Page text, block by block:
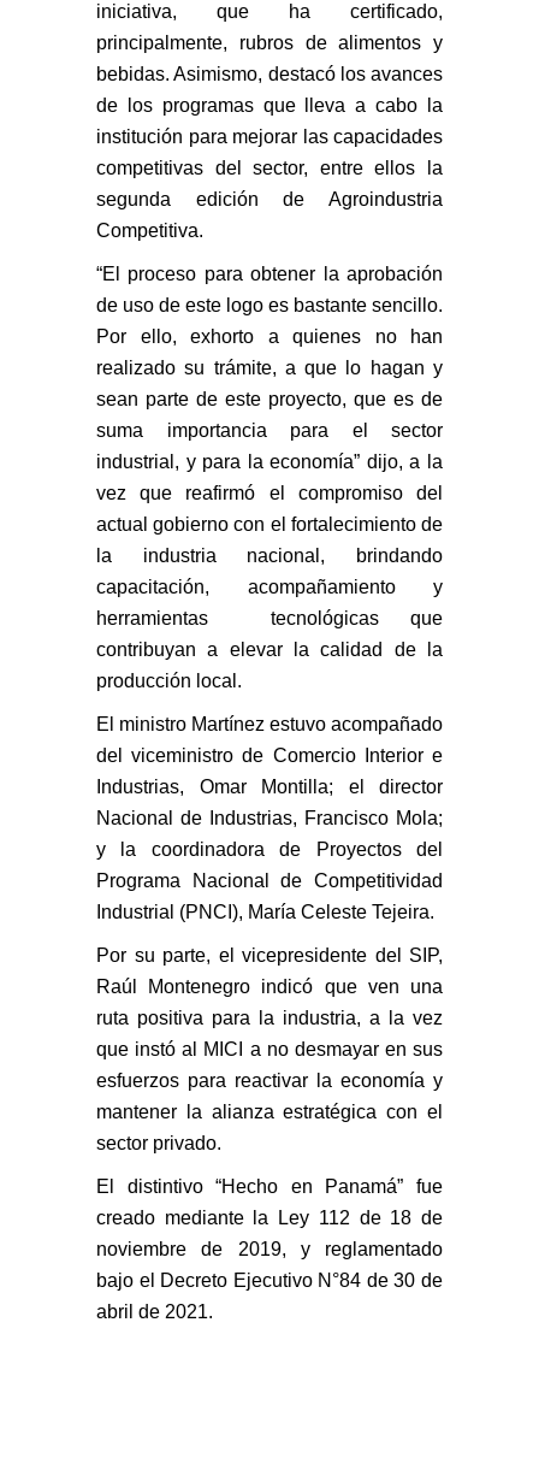
iniciativa, que ha certificado,
principalmente, rubros de alimentos y
bebidas. Asimismo, destacó los avances
de los programas que lleva a cabo la
institución para mejorar las capacidades
competitivas del sector, entre ellos la
segunda edición de Agroindustria
Competitiva.
“El proceso para obtener la aprobación
de uso de este logo es bastante sencillo.
Por ello, exhorto a quienes no han
realizado su trámite, a que lo hagan y
sean parte de este proyecto, que es de
suma importancia para el sector
industrial, y para la economía” dijo, a la
vez que reafirmó el compromiso del
actual gobierno con el fortalecimiento de
la industria nacional, brindando
capacitación, acompañamiento y
herramientas tecnológicas que
contribuyan a elevar la calidad de la
producción local.
El ministro Martínez estuvo acompañado
del viceministro de Comercio Interior e
Industrias, Omar Montilla; el director
Nacional de Industrias, Francisco Mola;
y la coordinadora de Proyectos del
Programa Nacional de Competitividad
Industrial (PNCI), María Celeste Tejeira.
Por su parte, el vicepresidente del SIP,
Raúl Montenegro indicó que ven una
ruta positiva para la industria, a la vez
que instó al MICI a no desmayar en sus
esfuerzos para reactivar la economía y
mantener la alianza estratégica con el
sector privado.
El distintivo “Hecho en Panamá” fue
creado mediante la Ley 112 de 18 de
noviembre de 2019, y reglamentado
bajo el Decreto Ejecutivo N°84 de 30 de
abril de 2021.